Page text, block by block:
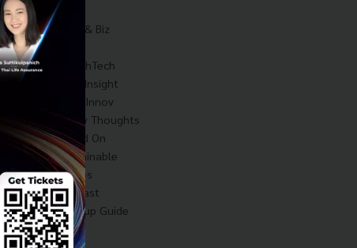
News
Tech & Biz
HealthTech
Exec Insight
Corp Innov
Saucy Thoughts
Based On
Sustainable
Videos
Podcast
Startup Guide